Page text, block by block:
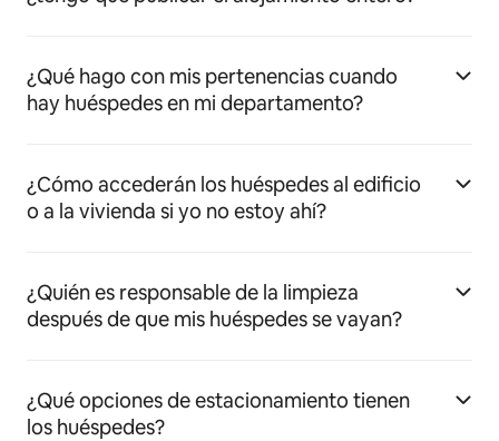
¿Qué hago con mis pertenencias cuando
hay huéspedes en mi departamento?
¿Cómo accederán los huéspedes al edificio
o a la vivienda si yo no estoy ahí?
¿Quién es responsable de la limpieza
después de que mis huéspedes se vayan?
¿Qué opciones de estacionamiento tienen
los huéspedes?